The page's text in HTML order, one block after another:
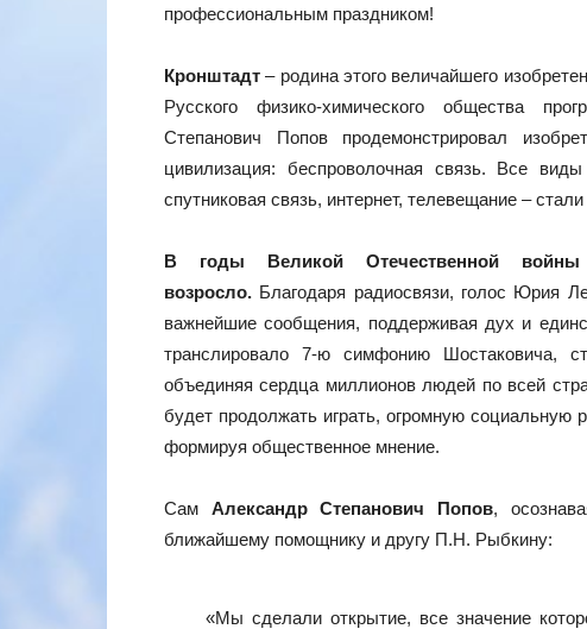
профессиональным праздником!
Кронштадт – родина этого величайшего
Русского физико-химического общества
Степанович Попов продемонстрировал
цивилизация: беспроволочная связь. Все
спутниковая связь, интернет, телевещание –
В годы Великой Отечественной войны
возросло. Благодаря радиосвязи, голос Юрия
важнейшие сообщения, поддерживая дух и
транслировало 7-ю симфонию Шостаковича,
объединяя сердца миллионов людей по всей
будет продолжать играть, огромную
формируя общественное мнение.
Сам Александр Степанович Попов,
ближайшему помощнику и другу П.Н. Рыбкину:
«Мы сделали открытие, все значение